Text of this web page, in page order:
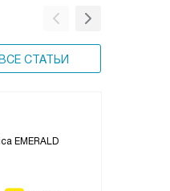
СТАТЬИ
EMERALD